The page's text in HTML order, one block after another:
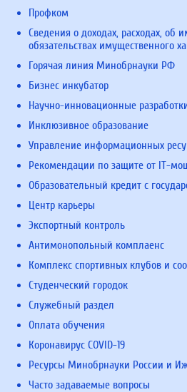
Профком
Сведения о доходах, расходах, об
обязательствах имущественного
Горячая линия Минобрнауки РФ
Бизнес инкубатор
Научно-инновационные
Инклюзивное образование
Управление информационных
Рекомендации по защите от IT-
Образовательный кредит с
Центр карьеры
Экспортный контроль
Антимонопольный комплаенс
Комплекс спортивных клубов и
Студенческий городок
Служебный раздел
Оплата обучения
Коронавирус COVID-19
Ресурсы Минобрнауки России и
Часто задаваемые вопросы